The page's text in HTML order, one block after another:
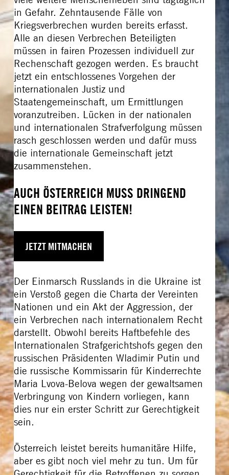
in Gefahr. Zehntausende Fälle von
Kriegsverbrechen wurden bereits erfasst.
Alle an diesen Verbrechen Beteiligten
müssen in fairen Prozessen individuell zur
Rechenschaft gezogen werden. Es braucht
jetzt ein entschlossenes Vorgehen der
internationalen Justiz und
Staatengemeinschaft, um Ermittlungen
voranzutreiben. Lücken in der nationalen
und internationalen Strafverfolgung müssen
rasch geschlossen werden und dafür muss
die internationale Gemeinschaft jetzt
zusammenstehen.
AUCH ÖSTERREICH MUSS DRINGEND
EINEN BEITRAG LEISTEN!
JETZT MITMACHEN
Der Einmarsch Russlands in die Ukraine ist
ein Verstoß gegen die Charta der Vereinten
Nationen und ein Akt der Aggression, der
ein Verbrechen nach internationalem Recht
darstellt. Obwohl bereits Haftbefehle des
Internationalen Strafgerichtshofs gegen den
russischen Präsidenten Wladimir Putin und
die russische Kommissarin für Kinderrechte
Maria Lvova-Belova wegen der gewaltsamen
Verbringung von Kindern vorliegen, kann
dies nur ein erster Schritt zur Gerechtigkeit
sein.
Österreich leistet bereits humanitäre Hilfe,
aber es gibt noch viel mehr zu tun. Um für